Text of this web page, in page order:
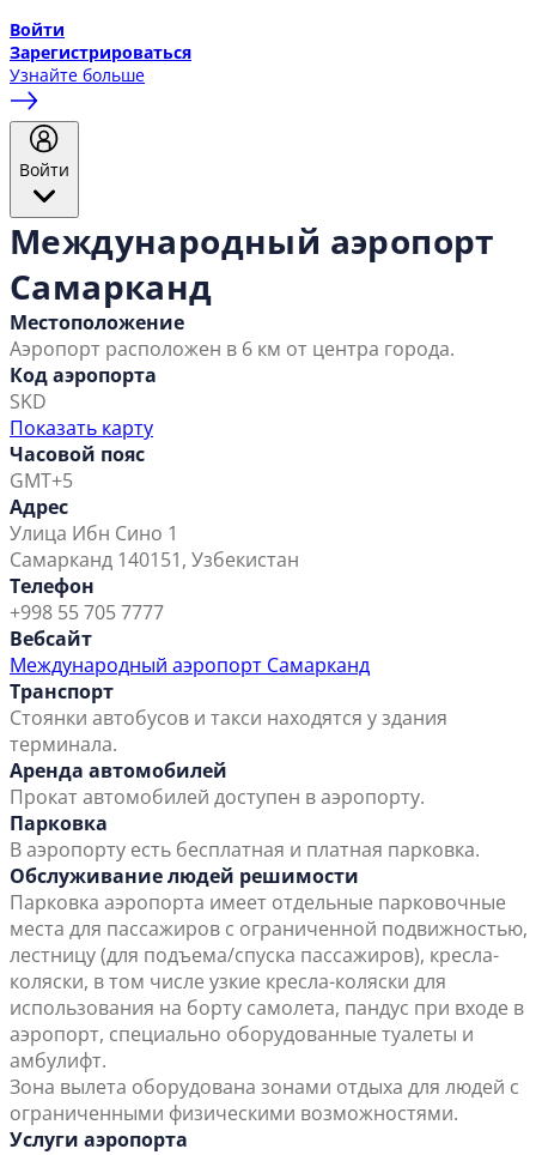
Войти
Зарегистрироваться
Узнайте больше
Войти
Международный аэропорт
Самарканд
Местоположение
Аэропорт расположен в 6 км от центра города.
Код аэропорта
SKD
Показать карту
Часовой пояс
GMT+5
Адрес
Улица Ибн Сино 1
Самарканд 140151, Узбекистан
Телефон
+998 55 705 7777
Вебсайт
Международный аэропорт Самарканд
Транспорт
Стоянки автобусов и такси находятся у здания
терминала.
Аренда автомобилей
Прокат автомобилей доступен в аэропорту.
Парковка
В аэропорту есть бесплатная и платная парковка.
Обслуживание людей решимости
Парковка аэропорта имеет отдельные парковочные
места для пассажиров с ограниченной подвижностью,
лестницу (для подъема/спуска пассажиров), кресла-
коляски, в том числе узкие кресла-коляски для
использования на борту самолета, пандус при входе в
аэропорт, специально оборудованные туалеты и
амбулифт.
Зона вылета оборудована зонами отдыха для людей с
ограниченными физическими возможностями.
Услуги аэропорта